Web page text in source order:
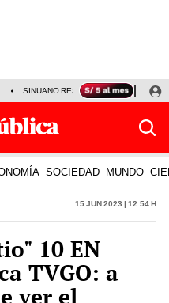
SINUANO RESULTADOS HOY
SOCIEDAD MUNDO
15 Jun 2023 | 12:54 h
10 EN
TVGO: a
ver el